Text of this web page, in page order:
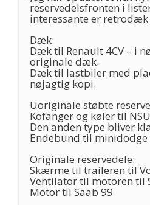
reservedelsfronten i
interessante er retrodæk
Dæk:
Dæk til Renault 4CV – i
originale dæk.
Dæk til lastbiler med
nøjagtig kopi.
Uoriginale støbte
Kofanger og køler til
Den anden type bliver
Endebund til
Originale reservedele:
Skærme til traileren til
Ventilator til motoren til
Motor til Saab 99